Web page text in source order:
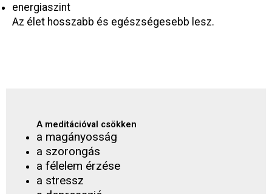
energiaszint
Az élet hosszabb és egészségesebb lesz.
A meditációval csökken
a magányosság
a szorongás
a félelem érzése
a stressz